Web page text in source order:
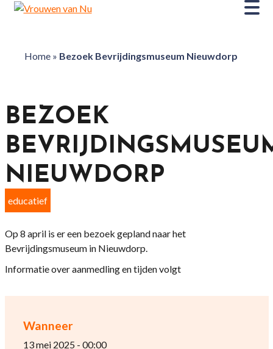
Home» Bezoek Bevrijdingsmuseum Nieuwdorp
Wanneer
13 mei 2025 - 00:00
BEZOEK
NIEUWDORP
educatief
Op 8 april is er een bezoek gepland naar het
Bevrijdingsmuseum in Nieuwdorp.
Informatie over aanmedling en tijden volgt